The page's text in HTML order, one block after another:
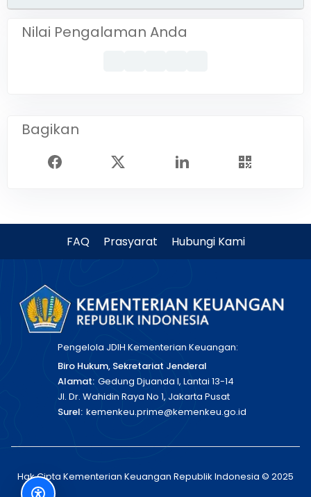
Nilai Pengalaman Anda
Bagikan
FAQ Prasyarat Hubungi Kami
Pengelola JDIH Kementerian Keuangan:
Biro Hukum, Sekretariat Jenderal
Alamat: Gedung Djuanda I, Lantai 13-14
Jl. Dr. Wahidin Raya No 1, Jakarta Pusat
Surel: kemenkeu.prime@kemenkeu.go.id
Hak Cipta Kementerian Keuangan Republik Indonesia © 2025